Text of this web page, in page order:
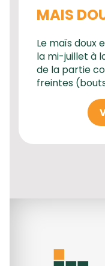
MAIS
Le maïs doux
la mi-juillet à
de la partie
freintes